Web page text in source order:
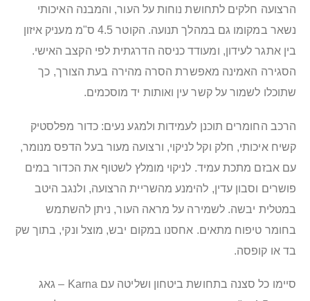
הרצועה חלקים לתחושת נוחות על העור, והמבנה האיכותי
נשאר במקומו גם במהלך תנועה. הקוטר 4.5 ס"מ מעניק איזון
בין אתגר לעידון, ומעודד כניסה הדרגתית לפי הקצב האישי.
הסגירה האמינה מאפשרת הסרה מהירה בעת הצורך, כך
שתוכלו לשמור על קשר עין ואותות יד מוסכמים.
הרכב החומרים תוכנן לעמידות ולמגע נעים: כדור מפלסטיק
קשיח איכותי, חלק וקל לניקוי, ורצועה מעור בעל הדפס מנומר,
עם אבזם מתכת עמיד. לניקוי מומלץ לשטוף את הכדור במים
פושרים וסבון עדין, להימנע מהשריית הרצועה, ולנגב היטב
במטלית יבשה. לשמירה על מראה העור, ניתן להשתמש
בחומר טיפוח מתאים. אחסנו במקום יבש, מוצל ונקי, בתוך שק
בד או קופסה.
סיימו כל סצנה בתחושת ביטחון ושליטה עם Karna – גאג